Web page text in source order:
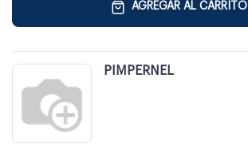
AGREGAR AL CARRITO
PIMPERNEL